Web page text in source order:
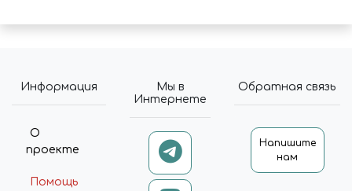
Информация
О
проекте
Помощь
Мы в
Интернете
Обратная связь
Напишите
нам